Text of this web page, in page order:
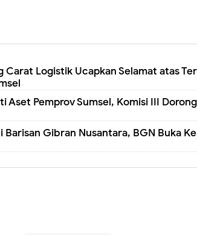
Carat Logistik Ucapkan Selamat atas
Aset Pemprov Sumsel, Komisi III
Barisan Gibran Nusantara, BGN Buka